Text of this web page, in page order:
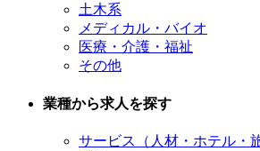
土木系
メディカル・バイオ
医療・介護・福祉
その他
業種から求人を探す
サービス（人材・ホテル・